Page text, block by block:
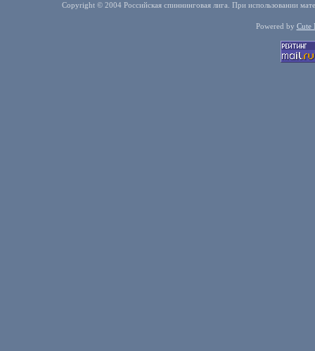
Copyright © 2004 Российская спиннинговая лига. При использовании
Powered by Cute